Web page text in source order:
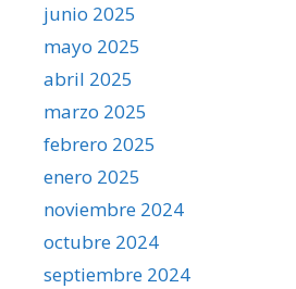
junio 2025
mayo 2025
abril 2025
marzo 2025
febrero 2025
enero 2025
noviembre 2024
octubre 2024
septiembre 2024